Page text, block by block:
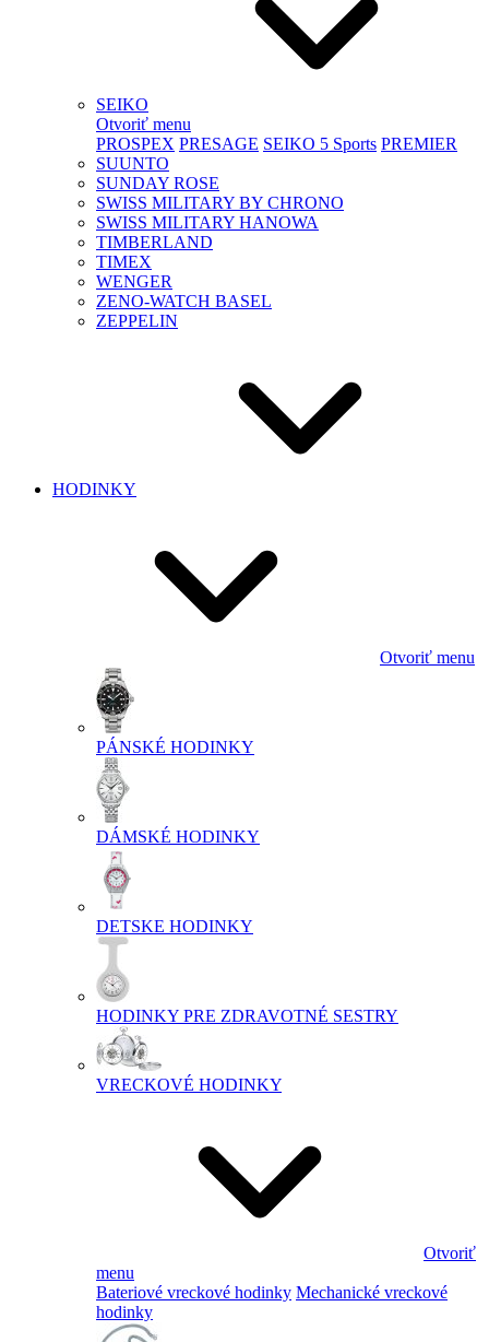
SEIKO
Otvoriť menu
PROSPEX PRESAGE SEIKO 5 Sports PREMIER
SUUNTO
SUNDAY ROSE
SWISS MILITARY BY CHRONO
SWISS MILITARY HANOWA
TIMBERLAND
TIMEX
WENGER
ZENO-WATCH BASEL
ZEPPELIN
HODINKY
Otvoriť menu
PÁNSKÉ HODINKY
DÁMSKÉ HODINKY
DETSKE HODINKY
HODINKY PRE ZDRAVOTNÉ SESTRY
VRECKOVÉ HODINKY
Otvoriť
menu
Bateriové vreckové hodinky Mechanické vreckové
hodinky